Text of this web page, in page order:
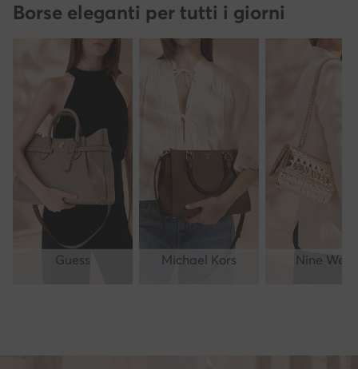
Borse eleganti per tutti i giorni
Guess Michael Kors Nine West